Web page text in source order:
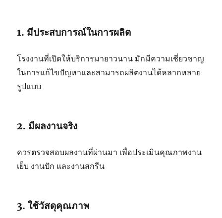
1. มีประสบการณ์ในการผลิต
โรงงานที่เปิดให้บริการมายาวนาน มักมีความเชี่ยวชาญ
ในการแก้ไขปัญหาและสามารถผลิตงานได้หลากหลาย
รูปแบบ
2. มีผลงานจริง
ควรตรวจสอบผลงานที่ผ่านมา เพื่อประเมินคุณภาพงาน
เย็บ งานปัก และงานสกรีน
3. ใช้วัสดุคุณภาพ